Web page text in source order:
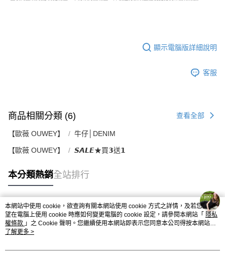
顯示電腦版詳細說明
客服
商品相關分類 (6) 查看全部
【歐薇 OUWEY】 牛仔│DENIM
【歐薇 OUWEY】 𝙎𝘼𝙇𝙀★買𝟯送𝟭
本分類熱銷全站排行
熱門標籤
本網站中使用 cookie，欲查詢有關本網站使用 cookie 方式之詳情，及若您不希
望在電腦上使用 cookie 時應如何變更電腦的 cookie 設定，請參閱本網站「 隱私
權條款 」之 Cookie 聲明。您繼續使用本網站即表示您同意本公司得按本網站使
用條款之 Cookie 聲明使用 cookie。
了解更多 >